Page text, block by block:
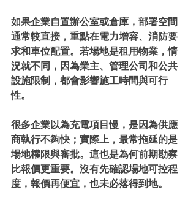
如果企業自置辦公室或倉庫，部署空間
通常較直接，重點在電力增容、消防要
求和車位配置。若場地是租用物業，情
況就不同，因為業主、管理公司和公共
設施限制，都會影響施工時間與可行
性。
很多企業以為充電項目慢，是因為供應
商執行不夠快；實際上，最常拖延的是
場地權限與審批。這也是為何前期勘察
比報價更重要。沒有先確認場地可控程
度，報價再便宜，也未必落得到地。